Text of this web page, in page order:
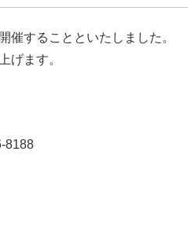
催することといたしました。
げます。
8188